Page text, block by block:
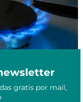
gratis por mail,